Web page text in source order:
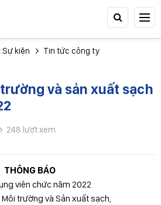
TỤC MUA HÀNG
kiện Tin tức công ty
và sản xuất sạch
248 lượt xem
THÔNG BÁO
viên chức năm 2022
trường và Sản xuất sạch,